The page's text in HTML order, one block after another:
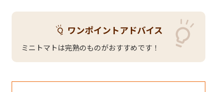
ワンポイントアドバイス
ミニトマトは完熟のものがおすすめです！